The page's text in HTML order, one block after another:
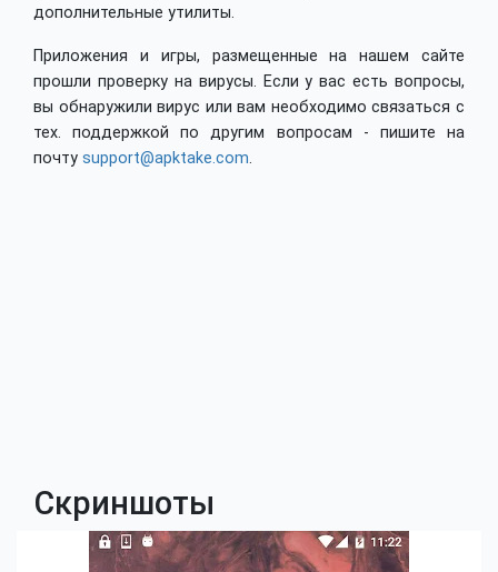
дополнительные утилиты.
Приложения и игры, размещенные на нашем сайте
прошли проверку на вирусы. Если у вас есть вопросы,
вы обнаружили вирус или вам необходимо связаться с
тех. поддержкой по другим вопросам - пишите на
почту support@apktake.com.
Скриншоты